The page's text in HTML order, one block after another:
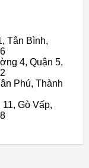
Tân Bình,
4, Quận 5,
Phú, Thành
Gò Vấp,